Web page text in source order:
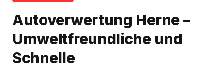
Autoverwertung Herne –
Umweltfreundliche und
Schnelle